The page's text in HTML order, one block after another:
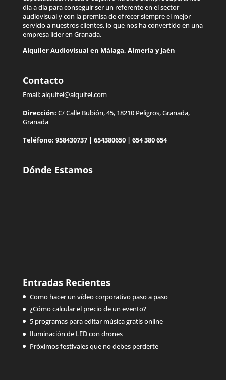
día a día para conseguir ser un referente en el sector
audiovisual y con la premisa de ofrecer siempre el mejor
servicio a nuestros clientes, lo que nos ha convertido en una
empresa líder en Granada.
Alquiler Audiovisual en Málaga, Almería yJaén
Contacto
Email:alquitel@alquitel.com
Dirección: C/ Calle Bubión, 45, 18210 Peligros, Granada,
Granada
Teléfono: 958430737| 654380650| 654 380 654
Dónde Estamos
Entradas Recientes
Como hacer un vídeo corporativo paso a paso
¿Cómo calcular el precio de un evento?
5 programas para editar música gratis online
Iluminación de LED con drones
Próximos festivales que no debes perderte